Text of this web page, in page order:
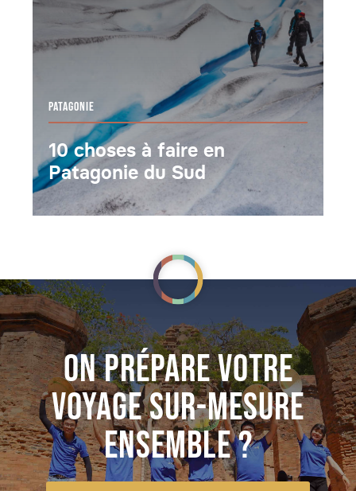
PATAGONIE
10 choses à faire en
Patagonie du Sud
ON PRÉPARE VOTRE
VOYAGE SUR-MESURE
ENSEMBLE ?